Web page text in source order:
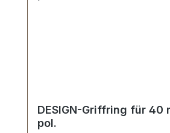
DESIGN-Griffring für 40
pol.